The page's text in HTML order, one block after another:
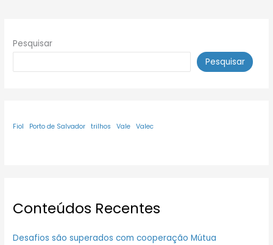
Pesquisar
Pesquisar
Fiol Porto de Salvador trilhos Vale Valec
Conteúdos Recentes
Desafios são superados com cooperação Mútua